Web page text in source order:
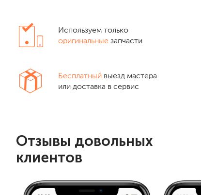
Используем только
оригинальные запчасти
Бесплатный выезд мастера
или доставка в сервис
Отзывы довольных
клиентов